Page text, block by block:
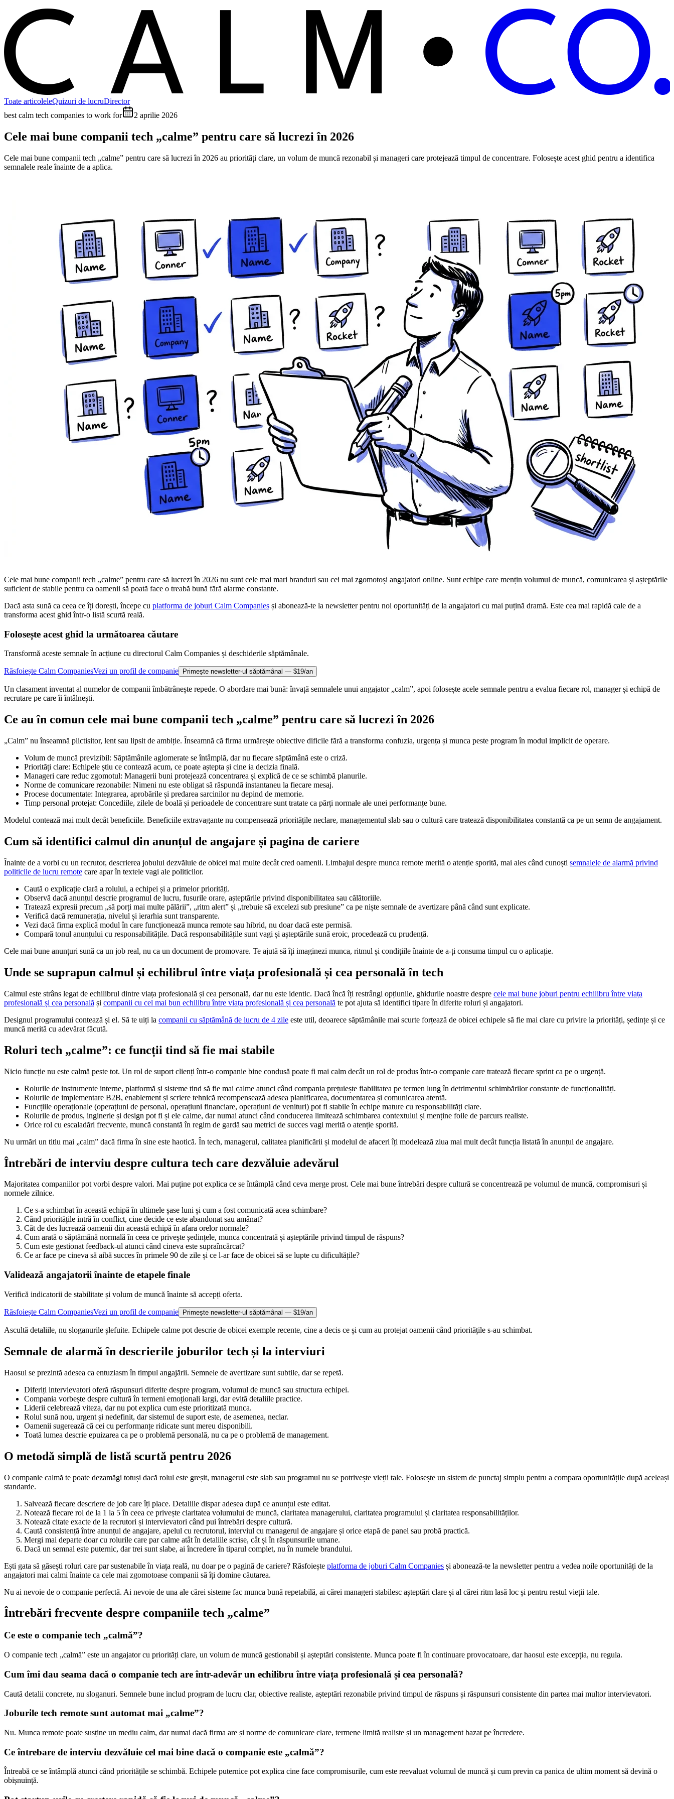
C ALM C
Toate articoleleQuizuri de lucruDirector
best calm tech companies to work for
2 aprilie 2026
Cele mai bune companii tech „calme” pentru care să lucrezi în 2026
Cele mai bune companii tech „calme” pentru care să lucrezi în 2026 au priorități clare, un volum de muncă rezonabil și manageri care protejează timpul de concentrare. Folosește acest ghid pentru a identifica
semnalele reale înainte de a aplica.
Cele mai bune companii tech „calme” pentru care să lucrezi în 2026 nu sunt cele mai mari branduri sau cei mai zgomotoși angajatori online. Sunt echipe care mențin volumul de muncă, comunicarea și așteptările
suficient de stabile pentru ca oamenii să poată face o treabă bună fără alarme constante.
Dacă asta sună ca ceea ce îți dorești, începe cu platforma de joburi Calm Companies și abonează-te la newsletter pentru noi oportunități de la angajatori cu mai puțină dramă. Este cea mai rapidă cale de a
transforma acest ghid într-o listă scurtă reală.
Folosește acest ghid la următoarea căutare
Transformă aceste semnale în acțiune cu directorul Calm Companies și deschiderile săptămânale.
Răsfoiește Calm CompaniesVezi un profil de companie Primește newsletter-ul săptămânal — $19/an
Un clasament inventat al numelor de companii îmbătrânește repede. O abordare mai bună: învață semnalele unui angajator „calm”, apoi folosește acele semnale pentru a evalua fiecare rol, manager și echipă de
recrutare pe care îi întâlnești.
Ce au în comun cele mai bune companii tech „calme” pentru care să lucrezi în 2026
„Calm” nu înseamnă plictisitor, lent sau lipsit de ambiție. Înseamnă că firma urmărește obiective dificile fără a transforma confuzia, urgența și munca peste program în modul implicit de operare.
Volum de muncă previzibil: Săptămânile aglomerate se întâmplă, dar nu fiecare săptămână este o criză.
Priorități clare: Echipele știu ce contează acum, ce poate aștepta și cine ia decizia finală.
Manageri care reduc zgomotul: Managerii buni protejează concentrarea și explică de ce se schimbă planurile.
Norme de comunicare rezonabile: Nimeni nu este obligat să răspundă instantaneu la fiecare mesaj.
Procese documentate: Integrarea, aprobările și predarea sarcinilor nu depind de memorie.
Timp personal protejat: Concediile, zilele de boală și perioadele de concentrare sunt tratate ca părți normale ale unei performanțe bune.
Modelul contează mai mult decât beneficiile. Beneficiile extravagante nu compensează prioritățile neclare, managementul slab sau o cultură care tratează disponibilitatea constantă ca pe un semn de angajament.
Cum să identifici calmul din anunțul de angajare și pagina de cariere
Înainte de a vorbi cu un recrutor, descrierea jobului dezvăluie de obicei mai multe decât cred oamenii. Limbajul despre munca remote merită o atenție sporită, mai ales când cunoști semnalele de alarmă privind
politicile de lucru remote care apar în textele vagi ale politicilor.
Caută o explicație clară a rolului, a echipei și a primelor priorități.
Observă dacă anunțul descrie programul de lucru, fusurile orare, așteptările privind disponibilitatea sau călătoriile.
Tratează expresii precum „să porți mai multe pălării”, „ritm alert” și „trebuie să excelezi sub presiune” ca pe niște semnale de avertizare până când sunt explicate.
Verifică dacă remunerația, nivelul și ierarhia sunt transparente.
Vezi dacă firma explică modul în care funcționează munca remote sau hibrid, nu doar dacă este permisă.
Compară tonul anunțului cu responsabilitățile. Dacă responsabilitățile sunt vagi și așteptările sună eroic, procedează cu prudență.
Cele mai bune anunțuri sună ca un job real, nu ca un document de promovare. Te ajută să îți imaginezi munca, ritmul și condițiile înainte de a-ți consuma timpul cu o aplicație.
Unde se suprapun calmul și echilibrul între viața profesională și cea personală în tech
Calmul este strâns legat de echilibrul dintre viața profesională și cea personală, dar nu este identic. Dacă încă îți restrângi opțiunile, ghidurile noastre despre cele mai bune joburi pentru echilibru între viața
profesională și cea personală și companii cu cel mai bun echilibru între viața profesională și cea personală te pot ajuta să identifici tipare în diferite roluri și angajatori.
Designul programului contează și el. Să te uiți la companii cu săptămână de lucru de 4 zile este util, deoarece săptămânile mai scurte forțează de obicei echipele să fie mai clare cu privire la priorități, ședințe și ce
muncă merită cu adevărat făcută.
Roluri tech „calme”: ce funcții tind să fie mai stabile
Nicio funcție nu este calmă peste tot. Un rol de suport clienți într-o companie bine condusă poate fi mai calm decât un rol de produs într-o companie care tratează fiecare sprint ca pe o urgență.
Rolurile de instrumente interne, platformă și sisteme tind să fie mai calme atunci când compania prețuiește fiabilitatea pe termen lung în detrimentul schimbărilor constante de funcționalități.
Rolurile de implementare B2B, enablement și scriere tehnică recompensează adesea planificarea, documentarea și comunicarea atentă.
Funcțiile operaționale (operațiuni de personal, operațiuni financiare, operațiuni de venituri) pot fi stabile în echipe mature cu responsabilități clare.
Rolurile de produs, inginerie și design pot fi și ele calme, dar numai atunci când conducerea limitează schimbarea contextului și menține foile de parcurs realiste.
Orice rol cu escaladări frecvente, muncă constantă în regim de gardă sau metrici de succes vagi merită o atenție sporită.
Nu urmări un titlu mai „calm” dacă firma în sine este haotică. În tech, managerul, calitatea planificării și modelul de afaceri îți modelează ziua mai mult decât funcția listată în anunțul de angajare.
Întrebări de interviu despre cultura tech care dezvăluie adevărul
Majoritatea companiilor pot vorbi despre valori. Mai puține pot explica ce se întâmplă când ceva merge prost. Cele mai bune întrebări despre cultură se concentrează pe volumul de muncă, compromisuri și
normele zilnice.
Ce s-a schimbat în această echipă în ultimele șase luni și cum a fost comunicată acea schimbare?
Când prioritățile intră în conflict, cine decide ce este abandonat sau amânat?
Cât de des lucrează oamenii din această echipă în afara orelor normale?
Cum arată o săptămână normală în ceea ce privește ședințele, munca concentrată și așteptările privind timpul de răspuns?
Cum este gestionat feedback-ul atunci când cineva este supraîncărcat?
Ce ar face pe cineva să aibă succes în primele 90 de zile și ce l-ar face de obicei să se lupte cu dificultățile?
Validează angajatorii înainte de etapele finale
Verifică indicatorii de stabilitate și volum de muncă înainte să accepți oferta.
Răsfoiește Calm CompaniesVezi un profil de companie Primește newsletter-ul săptămânal — $19/an
Ascultă detaliile, nu sloganurile șlefuite. Echipele calme pot descrie de obicei exemple recente, cine a decis ce și cum au protejat oamenii când prioritățile s-au schimbat.
Semnale de alarmă în descrierile joburilor tech și la interviuri
Haosul se prezintă adesea ca entuziasm în timpul angajării. Semnele de avertizare sunt subtile, dar se repetă.
Diferiți intervievatori oferă răspunsuri diferite despre program, volumul de muncă sau structura echipei.
Compania vorbește despre cultură în termeni emoționali largi, dar evită detaliile practice.
Liderii celebrează viteza, dar nu pot explica cum este prioritizată munca.
Rolul sună nou, urgent și nedefinit, dar sistemul de suport este, de asemenea, neclar.
Oamenii sugerează că cei cu performanțe ridicate sunt mereu disponibili.
Toată lumea descrie epuizarea ca pe o problemă personală, nu ca pe o problemă de management.
O metodă simplă de listă scurtă pentru 2026
O companie calmă te poate dezamăgi totuși dacă rolul este greșit, managerul este slab sau programul nu se potrivește vieții tale. Folosește un sistem de punctaj simplu pentru a compara oportunitățile după aceleași
standarde.
Salvează fiecare descriere de job care îți place. Detaliile dispar adesea după ce anunțul este editat.
Notează fiecare rol de la 1 la 5 în ceea ce privește claritatea volumului de muncă, claritatea managerului, claritatea programului și claritatea responsabilităților.
Notează citate exacte de la recrutori și intervievatori când pui întrebări despre cultură.
Caută consistență între anunțul de angajare, apelul cu recrutorul, interviul cu managerul de angajare și orice etapă de panel sau probă practică.
Mergi mai departe doar cu rolurile care par calme atât în detaliile scrise, cât și în răspunsurile umane.
Dacă un semnal este puternic, dar trei sunt slabe, ai încredere în tiparul complet, nu în numele brandului.
Ești gata să găsești roluri care par sustenabile în viața reală, nu doar pe o pagină de cariere? Răsfoiește platforma de joburi Calm Companies și abonează-te la newsletter pentru a vedea noile oportunități de la
angajatori mai calmi înainte ca cele mai zgomotoase companii să îți domine căutarea.
Nu ai nevoie de o companie perfectă. Ai nevoie de una ale cărei sisteme fac munca bună repetabilă, ai cărei manageri stabilesc așteptări clare și al cărei ritm lasă loc și pentru restul vieții tale.
Întrebări frecvente despre companiile tech „calme”
Ce este o companie tech „calmă”?
O companie tech „calmă” este un angajator cu priorități clare, un volum de muncă gestionabil și așteptări consistente. Munca poate fi în continuare provocatoare, dar haosul este excepția, nu regula.
Cum îmi dau seama dacă o companie tech are într-adevăr un echilibru între viața profesională și cea personală?
Caută detalii concrete, nu sloganuri. Semnele bune includ program de lucru clar, obiective realiste, așteptări rezonabile privind timpul de răspuns și răspunsuri consistente din partea mai multor intervievatori.
Joburile tech remote sunt automat mai „calme”?
Nu. Munca remote poate susține un mediu calm, dar numai dacă firma are și norme de comunicare clare, termene limită realiste și un management bazat pe încredere.
Ce întrebare de interviu dezvăluie cel mai bine dacă o companie este „calmă”?
Întreabă ce se întâmplă atunci când prioritățile se schimbă. Echipele puternice pot explica cine face compromisurile, cum este reevaluat volumul de muncă și cum previn ca panica de ultim moment să devină o
obișnuință.